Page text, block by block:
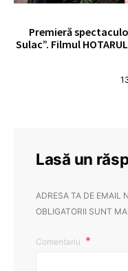
Premieră
Sulac”. Filmul
Lasă un
ADRESA TA DE EMAIL
OBLIGATORII SUNT
Comentariu